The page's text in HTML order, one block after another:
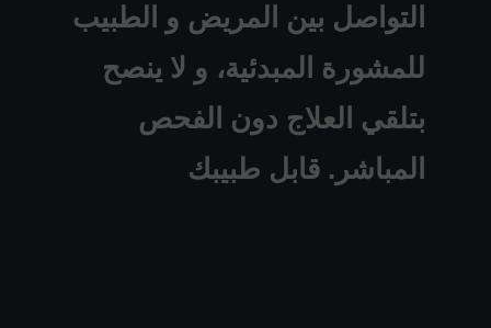
التواصل بين المريض و الطبيب
للمشورة المبدئية، و لا ينصح
بتلقي العلاج دون الفحص
المباشر. قابل طبيبك